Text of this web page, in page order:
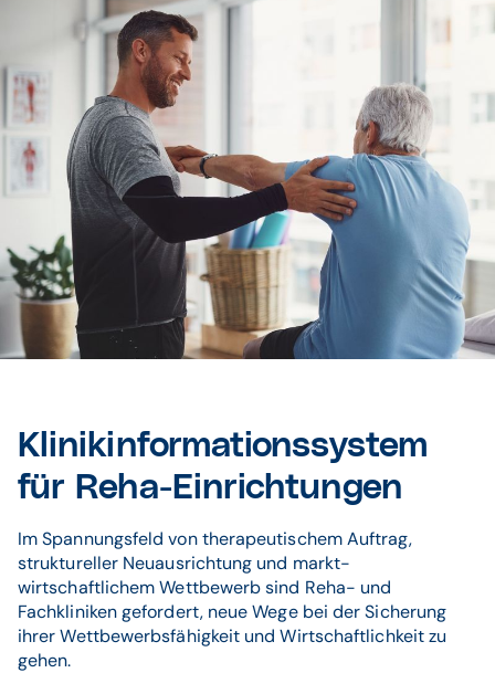
Klinikinformationssystem
für Reha-Einrichtungen
Im Spannungsfeld von therapeutischem Auftrag,
struktureller Neuausrichtung und markt-
wirtschaftlichem Wettbewerb sind Reha- und
Fachkliniken gefordert, neue Wege bei der Sicherung
ihrer Wettbewerbsfähigkeit und Wirtschaftlichkeit zu
gehen.